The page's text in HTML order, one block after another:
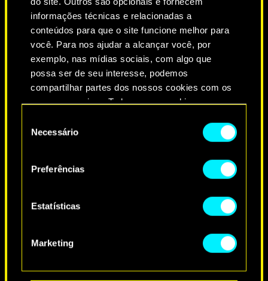
informações técnicas e relacionadas a
conteúdos para que o site funcione melhor para
você. Para nos ajudar a alcançar você, por
exemplo, nas mídias sociais, com algo que
possa ser de seu interesse, podemos
compartilhar partes dos nossos cookies com os
nossos parceiros. Todos esses cookies
entanto.
Você encontrará todos os detalhes sobre o uso
de cookies e poderá ajustar as suas preferências
Necessário
Preferências
Estatísticas
Marketing
NEVER FADE AWAY